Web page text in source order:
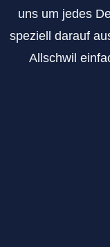
uns um jedes
speziell darauf
Allschwil